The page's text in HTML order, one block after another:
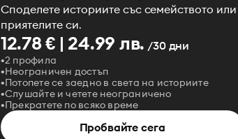
Споделете историите със семейството или
приятелите си.
12.78 € | 24.99 лв. /30 дни
2 профила
Неограничен достъп
Потопете се заедно в света на историите
Слушайте и четете неограничено
Прекратете по всяко време
Пробвайте сега